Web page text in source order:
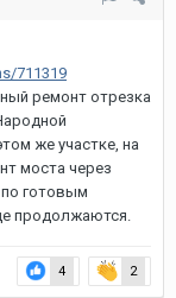
711319
ремонт отрезка
же участке, на
моста через
готовым
продолжаются.
4 2